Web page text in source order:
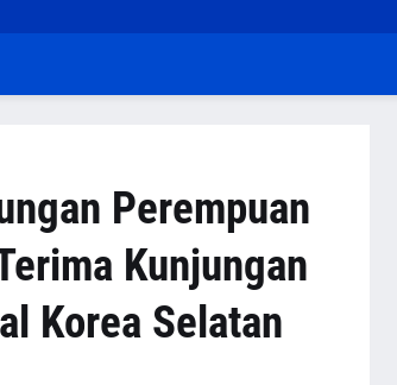
Perempuan
Kunjungan
Korea Selatan